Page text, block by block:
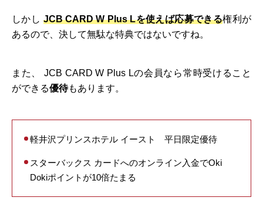
しかし JCB CARD W Plus Lを使えば応募できる権利が
あるので、決して無駄な特典ではないですね。
また、 JCB CARD W Plus Lの会員なら常時受けること
ができる優待もあります。
軽井沢プリンスホテル イースト 平日限定優待
スターバックス カードへのオンライン入金でOki
Dokiポイントが10倍たまる